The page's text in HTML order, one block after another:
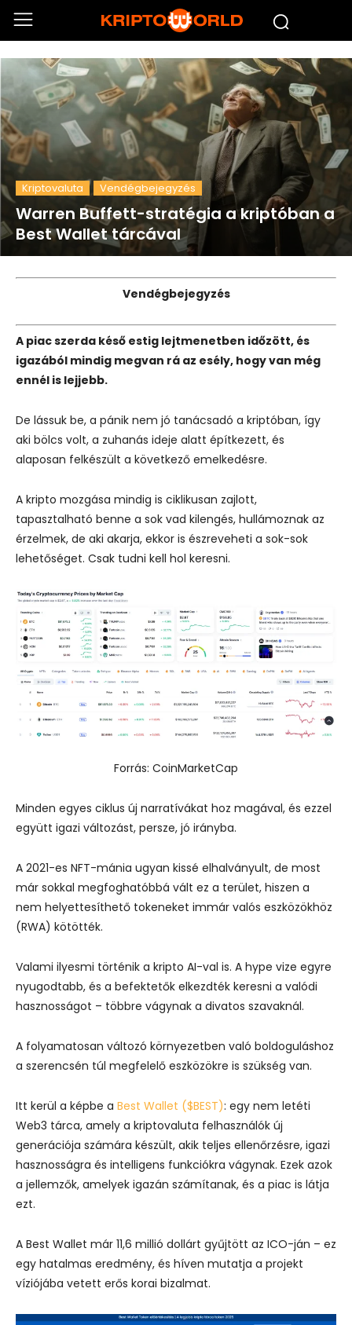
Kriptovaluta Vendégbejegyzés
Warren Buffett-stratégia a kriptóban a
Best Wallet tárcával
Vendégbejegyzés
A piac szerda késő estig lejtmenetben időzött, és
igazából mindig megvan rá az esély, hogy van még
ennél is lejjebb.
De lássuk be, a pánik nem jó tanácsadó a kriptóban, így
aki bölcs volt, a zuhanás ideje alatt építkezett, és
alaposan felkészült a következő emelkedésre.
A kripto mozgása mindig is ciklikusan zajlott,
tapasztalható benne a sok vad kilengés, hullámoznak az
érzelmek, de aki akarja, ekkor is észreveheti a sok-sok
lehetőséget. Csak tudni kell hol keresni.
Forrás: CoinMarketCap
Minden egyes ciklus új narratívákat hoz magával, és ezzel
együtt igazi változást, persze, jó irányba.
A 2021-es NFT-mánia ugyan kissé elhalványult, de most
már sokkal megfoghatóbbá vált ez a terület, hiszen a
nem helyettesíthető tokeneket immár valós eszközökhöz
(RWA) kötötték.
Valami ilyesmi történik a kripto AI-val is. A hype vize egyre
nyugodtabb, és a befektetők elkezdték keresni a valódi
hasznosságot – többre vágynak a divatos szavaknál.
A folyamatosan változó környezetben való boldoguláshoz
a szerencsén túl megfelelő eszközökre is szükség van.
Itt kerül a képbe a Best Wallet ($BEST): egy nem letéti
Web3 tárca, amely a kriptovaluta felhasználók új
generációja számára készült, akik teljes ellenőrzésre, igazi
hasznosságra és intelligens funkciókra vágynak. Ezek azok
a jellemzők, amelyek igazán számítanak, és a piac is látja
ezt.
A Best Wallet már 11,6 millió dollárt gyűjtött az ICO-ján – ez
egy hatalmas eredmény, és híven mutatja a projekt
víziójába vetett erős korai bizalmat.